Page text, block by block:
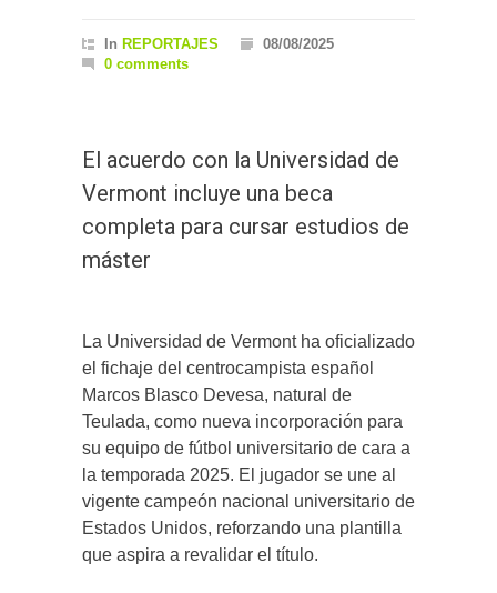
In REPORTAJES
08/08/2025
0 comments
El acuerdo con la Universidad de
Vermont incluye una beca
completa para cursar estudios de
máster
La Universidad de Vermont ha oficializado
el fichaje del centrocampista español
Marcos Blasco Devesa, natural de
Teulada, como nueva incorporación para
su equipo de fútbol universitario de cara a
la temporada 2025. El jugador se une al
vigente campeón nacional universitario de
Estados Unidos, reforzando una plantilla
que aspira a revalidar el título.